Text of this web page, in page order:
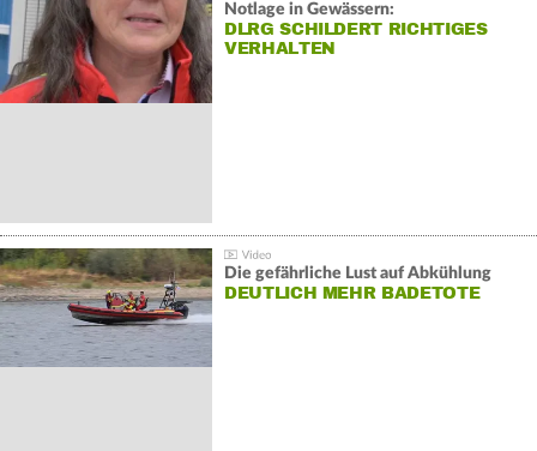
Notlage in Gewässern:
DLRG SCHILDERT RICHTIGES
VERHALTEN
Die gefährliche Lust auf Abkühlung
DEUTLICH MEHR BADETOTE